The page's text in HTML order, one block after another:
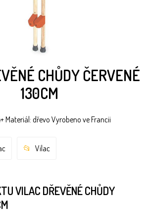
CHŮDY ČERVENÉ
130CM
Materiál: dřevo Vyrobeno ve Francii
Vilac
VILAC DŘEVĚNÉ CHŮDY